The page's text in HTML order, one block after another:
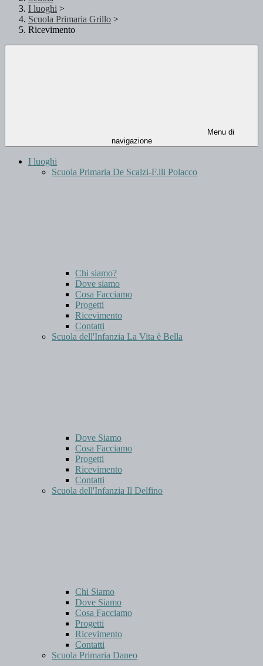
I luoghi >
Scuola Primaria Grillo >
Ricevimento
Menu di
navigazione
I luoghi
Scuola Primaria De Scalzi-F.lli Polacco
Chi siamo?
Dove siamo
Cosa Facciamo
Progetti
Ricevimento
Contatti
Scuola dell'Infanzia La Vita è Bella
Dove Siamo
Cosa Facciamo
Progetti
Ricevimento
Contatti
Scuola dell'Infanzia Il Delfino
Chi Siamo
Dove Siamo
Cosa Facciamo
Progetti
Ricevimento
Contatti
Scuola Primaria Daneo